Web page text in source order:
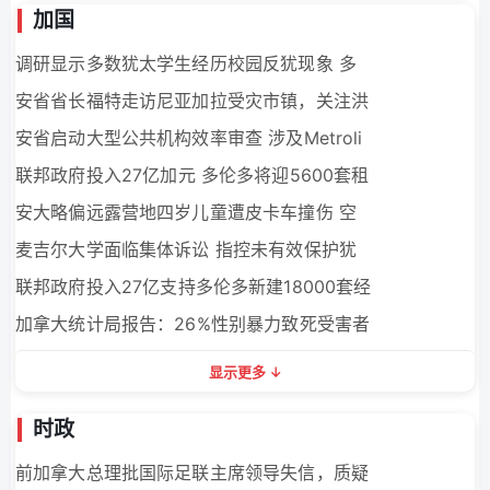
加国
调研显示多数犹太学生经历校园反犹现象 多
安省省长福特走访尼亚加拉受灾市镇，关注洪
安省启动大型公共机构效率审查 涉及Metroli
联邦政府投入27亿加元 多伦多将迎5600套租
安大略偏远露营地四岁儿童遭皮卡车撞伤 空
麦吉尔大学面临集体诉讼 指控未有效保护犹
联邦政府投入27亿支持多伦多新建18000套经
加拿大统计局报告：26%性别暴力致死受害者
显示更多
时政
前加拿大总理批国际足联主席领导失信，质疑